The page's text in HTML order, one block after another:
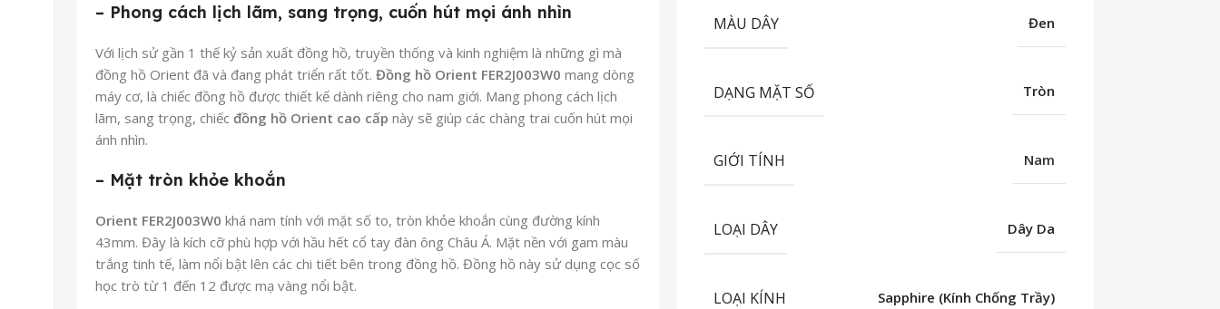
– Phong cách lịch lãm, sang trọng, cuốn hút mọi ánh nhìn
Với lịch sử gần 1 thế kỷ sản xuất đồng hồ, truyền thống và kinh nghiệm là những gì mà
đồng hồ Orient đã và đang phát triển rất tốt. Đồng hồ Orient FER2J003W0 mang dòng
máy cơ, là chiếc đồng hồ được thiết kế dành riêng cho nam giới. Mang phong cách lịch
lãm, sang trọng, chiếc đồng hồ Orient cao cấp này sẽ giúp các chàng trai cuốn hút mọi
ánh nhìn.
– Mặt tròn khỏe khoắn
Orient FER2J003W0 khá nam tính với mặt số to, tròn khỏe khoắn cùng đường kính
43mm. Đây là kích cỡ phù hợp với hầu hết cổ tay đàn ông Châu Á. Mặt nền với gam màu
trắng tinh tế, làm nổi bật lên các chi tiết bên trong đồng hồ. Đồng hồ này sử dụng cọc số
học trò từ 1 đến 12 được mạ vàng nổi bật.
MÀU DÂY Đen
DẠNG MẶT SỐ Tròn
GIỚI TÍNH Nam
LOẠI DÂY Dây Da
LOẠI KÍNH Sapphire (Kính Chống Trầy)